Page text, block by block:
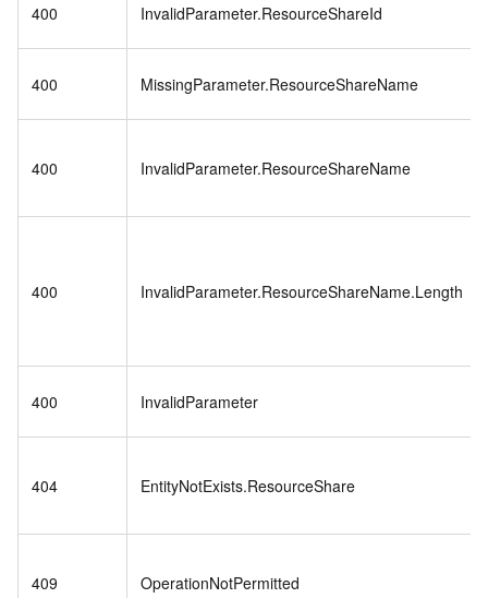
400 InvalidParameter.ResourceShareId
400 MissingParameter.ResourceShareName
400 InvalidParameter.ResourceShareName
400 InvalidParameter.ResourceShareName.Length
400 InvalidParameter
404 EntityNotExists.ResourceShare
409 OperationNotPermitted